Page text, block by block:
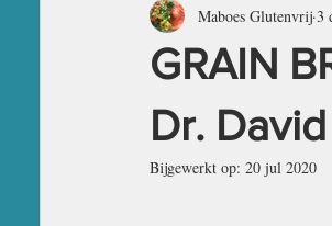
GROENTE EN VEGETARISCH
BREAKFAST SALADS
GRAIN
Dr.
Maboes Glutenvrij 3
Bijgewerkt op: 20 jul 2020